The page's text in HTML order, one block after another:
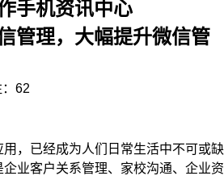
手机资讯中心
管理，大幅提升微信管
62
，已经成为人们日常生活中不可或缺
业客户关系管理、家校沟通、企业资